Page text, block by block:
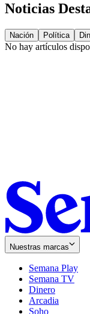
Noticias
Nación Política
No hay artículos
Nuestras marcas
Semana Play
Semana TV
Dinero
Arcadia
Soho